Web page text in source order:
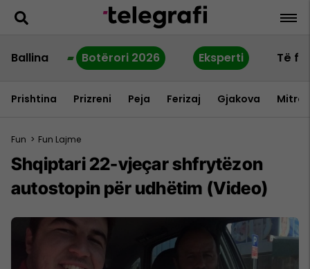
Ballina Botërori 2026 Eksperti Të
Prishtina Prizreni Peja Ferizaj Gjakova
Fun > Fun Lajme
Shqiptari 22-vjeçar shfrytëzon
autostopin për udhëtim (Video)